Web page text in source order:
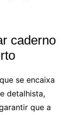
caderno
se encaixa
detalhista,
que a